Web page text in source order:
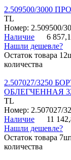
2.509500/3000
TL
Номер: 2.509500/
Наличие
6
Нашли дешевле?
Остаток товара
количества
2.507027/3250
ОБЛЕГЧЕННАЯ
TL
Номер: 2.507027/
Наличие
11
Нашли дешевле?
Остаток товара
количества